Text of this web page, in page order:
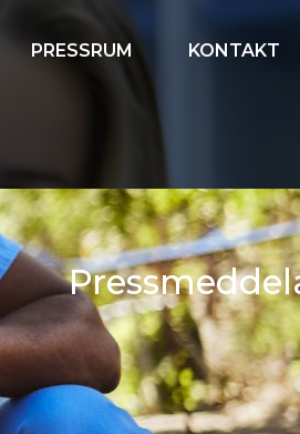
PRESSRUM KONTAKT